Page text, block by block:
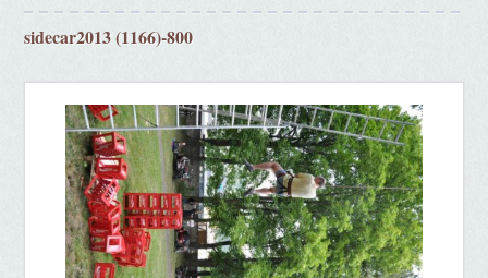
sidecar2013 (1166)-800